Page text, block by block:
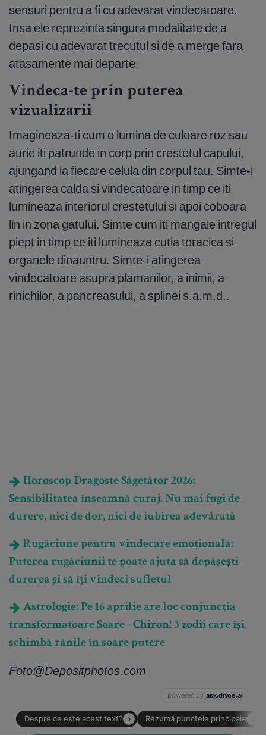
sensuri pentru a fi cu adevarat vindecatoare.
Insa ele reprezinta singura modalitate de a
depasi cu adevarat trecutul si de a merge fara
atasamente mai departe.
Vindeca-te prin puterea
vizualizarii
Imagineaza-ti cum o lumina de culoare roz sau
aurie iti patrunde in corp prin crestetul capului,
ajungand la fiecare celula din corpul tau. Simte-i
atingerea calda si vindecatoare in timp ce iti
lumineaza interiorul crestetului si apoi coboara
lin in zona gatului. Simte cum iti mangaie intregul
piept in timp ce iti lumineaza cutia toracica si
organele dinauntru. Simte-i atingerea
vindecatoare asupra plamanilor, a inimii, a
rinichilor, a pancreasului, a splinei s.a.m.d..
Horoscop Dragoste Săgetător 2026:
Sensibilitatea înseamnă curaj. Nu mai fugi de
durere, nici de dor, nici de iubirea adevărată
Rugăciune pentru vindecare emoțională:
Puterea rugăciunii te poate ajuta să depășești
durerea și să îți vindeci sufletul
Astrologie: Pe 16 aprilie are loc conjuncția
transformatoare Soare - Chiron! 3 zodii care își
schimbă rănile în soare putere
Foto@Depositphotos.com